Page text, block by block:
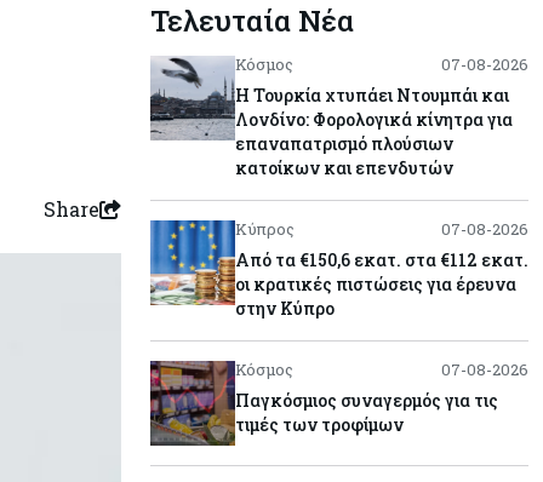
Share
Τελευταία Νέα
Κόσμος 07-08-2026
Η Τουρκία χτυπάει Ντουμπάι και
Λονδίνο: Φορολογικά κίνητρα για
επαναπατρισμό πλούσιων
κατοίκων και επενδυτών
Κύπρος 07-08-2026
Από τα €150,6 εκατ. στα €112 εκατ.
οι κρατικές πιστώσεις για έρευνα
στην Κύπρο
Κόσμος 07-08-2026
Παγκόσμιος συναγερμός για τις
τιμές των τροφίμων